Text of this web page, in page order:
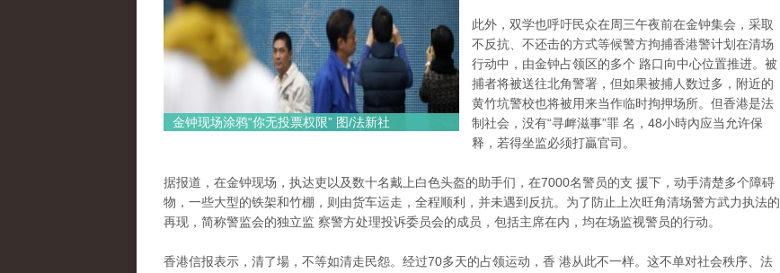
金钟现场涂鸦“你无投票权限” 图/法新社
此外，双学也呼吁民众在周三午夜前在金钟集会，采取
不反抗、不还击的方式等候警方拘捕香港警计划在清场
行动中，由金钟占领区的多个 路口向中心位置推进。被
捕者将被送往北角警署，但如果被捕人数过多，附近的
黄竹坑警校也将被用来当作临时拘押场所。但香港是法
制社会，没有“寻衅滋事”罪 名，48小時內应当允许保
释，若得坐监必须打贏官司。
据报道，在金钟现场，执达吏以及数十名戴上白色头盔的助手们，在7000名警员的支 援下，动手清楚多个障碍
物，一些大型的铁架和竹棚，则由货车运走，全程顺利，并未遇到反抗。为了防止上次旺角清场警方武力执法的
再现，简称警监会的独立监 察警方处理投诉委员会的成员，包括主席在内，均在场监视警员的行动。
香港信报表示，清了場，不等如清走民怨。经过70多天的占领运动，香 港从此不一样。这不单对社会秩序、法